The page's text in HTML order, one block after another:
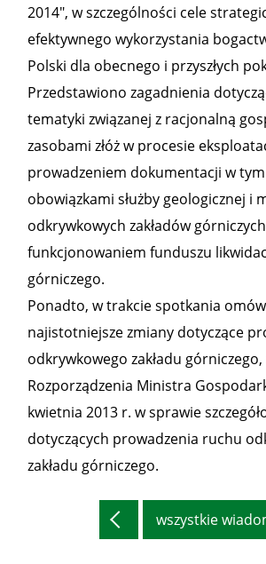
2014", w szczególności cele
efektywnego wykorzystania
Polski dla obecnego i przyszłych
Przedstawiono zagadnienia
tematyki związanej z racjonalną
zasobami złóż w procesie
prowadzeniem dokumentacji w tym
obowiązkami służby geologicznej i
odkrywkowych zakładów
funkcjonowaniem funduszu
górniczego.
Ponadto, w trakcie spotkania
najistotniejsze zmiany dotyczące
odkrywkowego zakładu
Rozporządzenia Ministra
kwietnia 2013 r. w sprawie
dotyczących prowadzenia ruchu
zakładu górniczego.
wszystkie